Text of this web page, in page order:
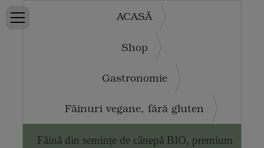
ACASĂ
Shop
Gastronomie
Făinuri vegane, fără gluten
Făină din semințe de cânepă BIO, premium